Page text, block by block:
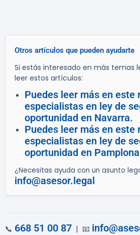
Otros artículos que pueden ayudarte
Si estás interesado en más temas
leer estos artículos:
Puedes leer más en este
especialistas en ley de
oportunidad en Navarra.
Puedes leer más en este
especialistas en ley de
oportunidad en
¿Necesitas ayuda con un asunto
info@asesor.legal
📞 668 51 00 87 | 📧